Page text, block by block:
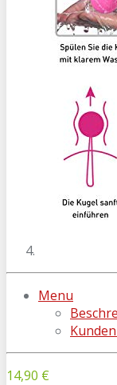
Menu
14,90 €